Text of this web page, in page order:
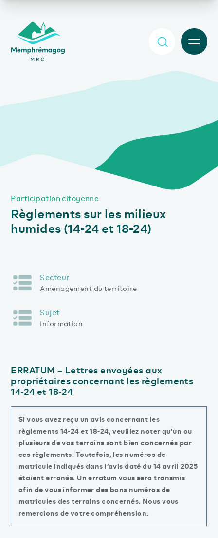
MENU
Participation citoyenne
Règlements sur les milieux
humides (14-24 et 18-24)
Secteur
Aménagement du territoire
Sujet
Information
ERRATUM – Lettres envoyées aux
propriétaires concernant les règlements
14-24 et 18-24
Si vous avez reçu un avis concernant les
règlements 14-24 et 18-24, veuillez noter qu’un ou
plusieurs de vos terrains sont bien concernés par
ces règlements. Toutefois, les numéros de
matricule indiqués dans l’avis daté du 14 avril 2025
étaient erronés. Un erratum vous sera transmis
afin de vous informer des bons numéros de
matricules des terrains concernés. Nous vous
remercions de votre compréhension.